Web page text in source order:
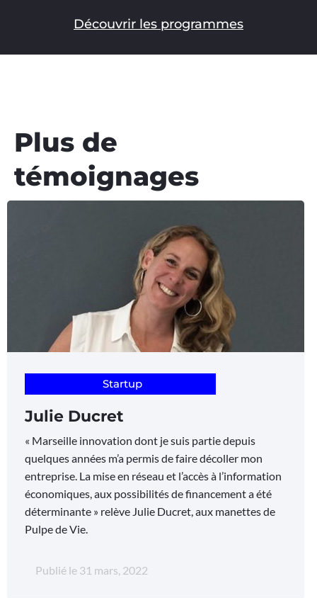
Découvrir les programmes
Plus de
témoignages
Startup
Julie Ducret
« Marseille innovation dont je suis partie depuis
quelques années m’a permis de faire décoller mon
entreprise. La mise en réseau et l’accès à l’information
économiques, aux possibilités de financement a été
déterminante » relève Julie Ducret, aux manettes de
Pulpe de Vie.
Publié le 31 mars, 2022